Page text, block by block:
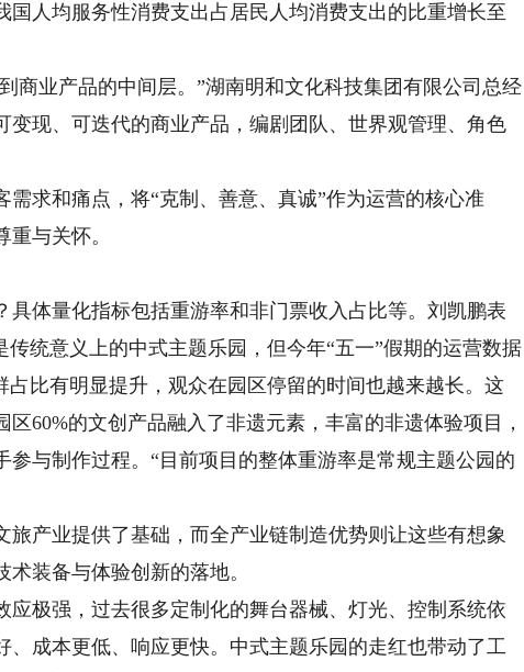
国人均服务性消费支出占居民人均消费支出的比重增长至
业产品的中间层。”湖南明和文化科技集团有限公司总经
变现、可迭代的商业产品，编剧团队、世界观管理、角色
求和痛点，将“克制、善意、真诚”作为运营的核心准
与关怀。
体量化指标包括重游率和非门票收入占比等。刘凯鹏表
统意义上的中式主题乐园，但今年“五一”假期的运营数据
占比有明显提升，观众在园区停留的时间也越来越长。这
60%的文创产品融入了非遗元素，丰富的非遗体验项目，
与制作过程。“目前项目的整体重游率是常规主题公园的
产业提供了基础，而全产业链制造优势则让这些有想象
装备与体验创新的落地。
极强，过去很多定制化的舞台器械、灯光、控制系统依
成本更低、响应更快。中式主题乐园的走红也带动了工